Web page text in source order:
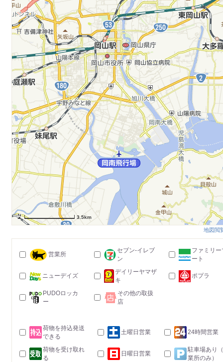
3.5km
地図閲
営業所
セブン-イレブ
ン
ファミリー
ート
ニューデイズ
デイリーヤマザ
キ
ポプラ
PUDOロッカ
ー
その他の取扱
店
荷物を持込発送
できる
土曜日営業 24時間営業
荷物を受け取れ
る
日曜日営業
駐車場あり
業所のみ）